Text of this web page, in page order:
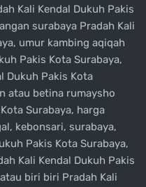
Kali Kendal Dukuh Pakis
surabaya Pradah Kali
umur kambing aqiqah
Pakis Kota Surabaya,
Dukuh Pakis Kota
atau betina rumaysho
Surabaya, harga
kebonsari, surabaya,
Pakis Kota Surabaya,
Kali Kendal Dukuh Pakis
biri biri Pradah Kali